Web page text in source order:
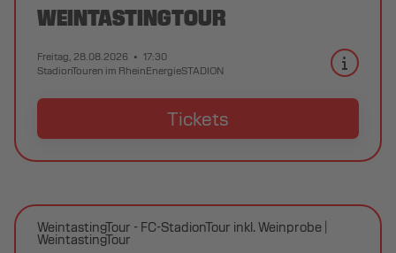
WEINTASTINGTOUR
Freitag, 28.08.2026
17:30
StadionTouren im RheinEnergieSTADION
Tickets
WeintastingTour - FC-StadionTour inkl. Weinprobe
WeintastingTour